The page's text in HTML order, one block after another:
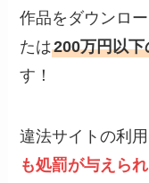
作品をダウンロ
たは200万円以
す！
違法サイトの利
も処罰が与えら